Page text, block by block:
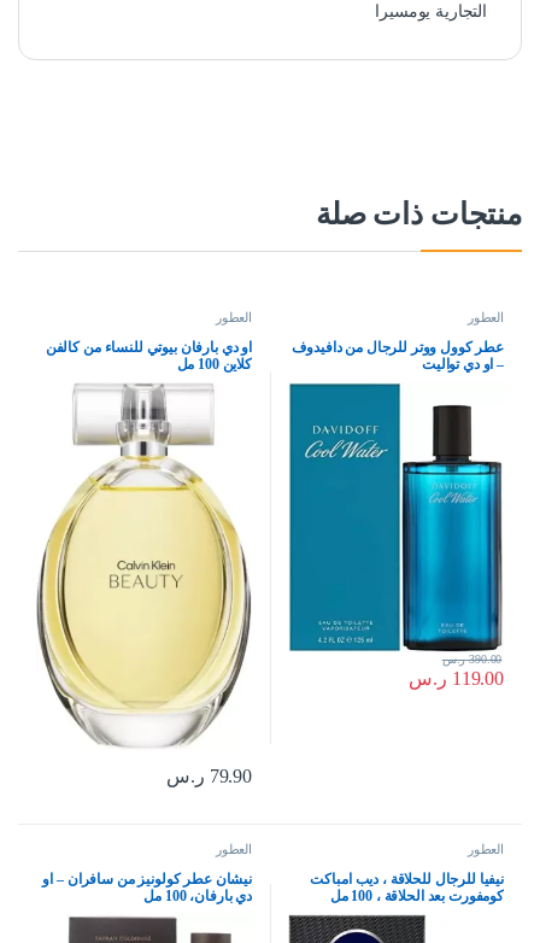
التجارية يومسيرا
منتجات ذات صلة
العطور
عطر كوول ووتر للرجال من دافيدوف
– او دي تواليت
119.00 ر.س
390.00 ر.س
العطور
او دي بارفان بيوتي للنساء من كالفن
كلاين 100 مل
79.90 ر.س
العطور
نيفيا للرجال للحلاقة ، ديب امباكت
كومفورت بعد الحلاقة ، 100 مل
العطور
نيشان عطر كولونيز من سافران – او
دي بارفان، 100 مل